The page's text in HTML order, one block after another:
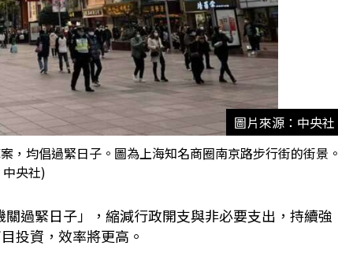
圖片來源：中央社
，均倡過緊日子。圖為上海知名商圈南京路步行街的街景。
央社)
過緊日子」，縮減行政開支與非必要支出，持續強
投資，效率將更高。